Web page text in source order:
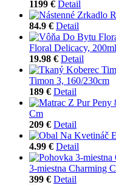
1199 € Detail
84.9 € Detail
Floral Delicacy, 200ml
19.98 € Detail
Timon 3, 160/230cm
189 € Detail
Cm
209 € Detail
4.99 € Detail
3-miestna Charming
399 € Detail